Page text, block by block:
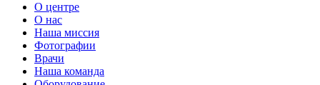
О центре
О нас
Наша миссия
Фотографии
Врачи
Наша команда